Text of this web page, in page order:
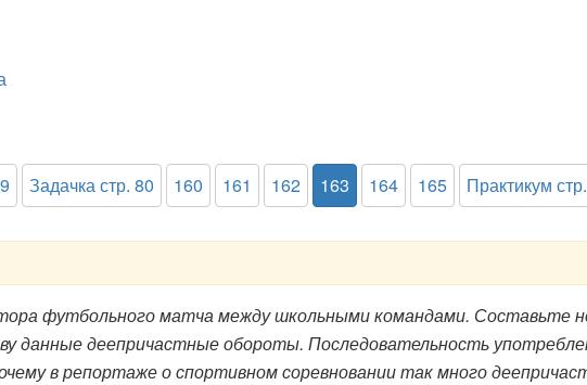
Задачка стр. 80 160 161 162 163 164 165 Практикум
футбольного матча между школьными командами. Составьте
данные деепричастные обороты. Последовательность
в репортаже о спортивном соревновании так много